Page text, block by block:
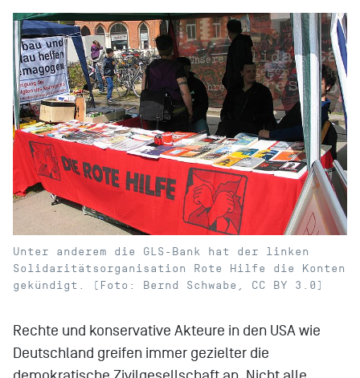
Unter anderem die GLS-Bank hat der linken
Solidaritätsorganisation Rote Hilfe die Konten
gekündigt. (Foto: Bernd Schwabe, CC BY 3.0)
Rechte und konservative Akteure in den USA wie
Deutschland greifen immer gezielter die